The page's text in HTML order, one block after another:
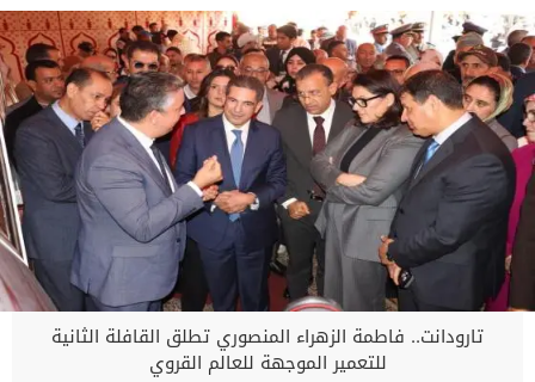
تارودانت.. فاطمة الزهراء المنصوري تطلق القافلة الثانية
للتعمير الموجهة للعالم القروي